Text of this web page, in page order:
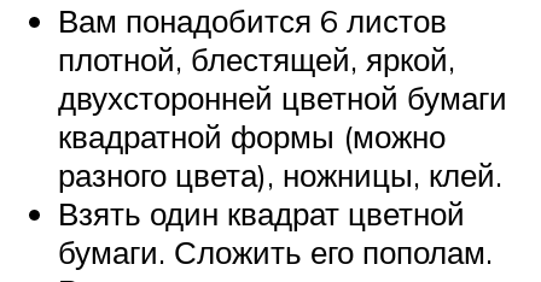
Вам понадобится 6 листов
плотной, блестящей, яркой,
двухсторонней цветной бумаги
квадратной формы (можно
разного цвета), ножницы, клей.
Взять один квадрат цветной
бумаги. Сложить его пополам.